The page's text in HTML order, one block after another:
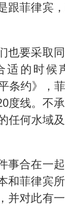
跟菲律宾
也要采取
适的时候
条约》，
度线。不
任何水域
事合在一
和菲律宾
并对此有